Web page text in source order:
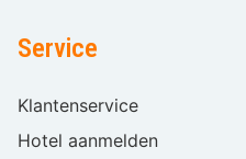
Service
Klantenservice
Hotel aanmelden